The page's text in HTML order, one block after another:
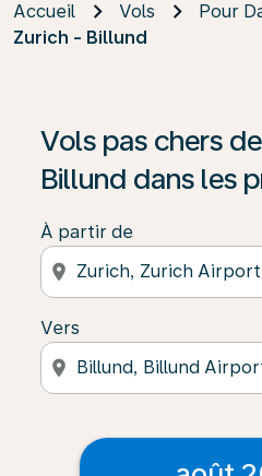
Accueil Vols
Pour
Zurich - Billund
Vols pas chers
Billund dans les
À partir de
location_on
Vers
location_on